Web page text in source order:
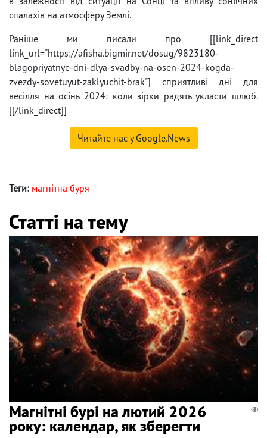
спалахів на атмосферу Землі.
Раніше ми писали про [[link_direct
link_url="https://afisha.bigmir.net/dosug/9823180-
blagopriyatnye-dni-dlya-svadby-na-osen-2024-kogda-
zvezdy-sovetuyut-zaklyuchit-brak"] сприятливі дні для
весілля на осінь 2024: коли зірки радять укласти шлюб.
[[/link_direct]]
Читайте нас у Google.News
Теги: магнітна буря
Статті на тему
Магнітні бурі на лютий 2026
року: календар, як зберегти